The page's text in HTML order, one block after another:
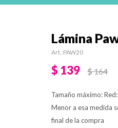
Lámina
PAW20
$ 139 $164
Tamaño máximo:
Menor a esa medida
final de la compra